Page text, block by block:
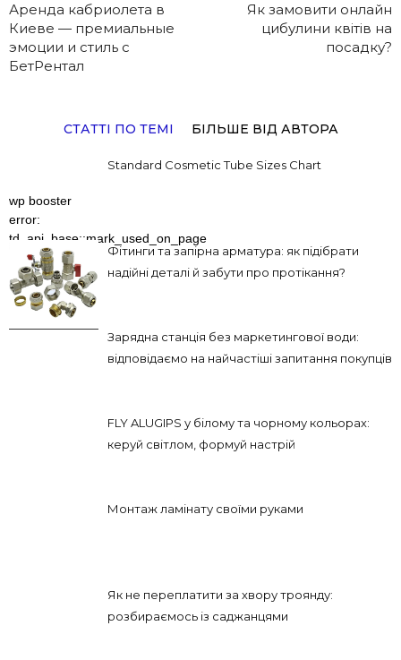
Аренда кабриолета в
Киеве — премиальные
эмоции и стиль с
БетРентал
Як замовити онлайн
цибулини квітів на
посадку?
СТАТТІ ПО ТЕМІ БІЛЬШЕ ВІД АВТОРА
wp booster
error:
td_api_base::mark_used_on_page
: a component
with the ID:
td_218x150 is
not set.
Standard Cosmetic Tube Sizes Chart
Фітинги та запірна арматура: як підібрати
надійні деталі й забути про протікання?
Зарядна станція без маркетингової води:
відповідаємо на найчастіші запитання покупців
FLY ALUGIPS у білому та чорному кольорах:
керуй світлом, формуй настрій
Монтаж ламінату своїми руками
Як не переплатити за хвору троянду:
розбираємось із саджанцями